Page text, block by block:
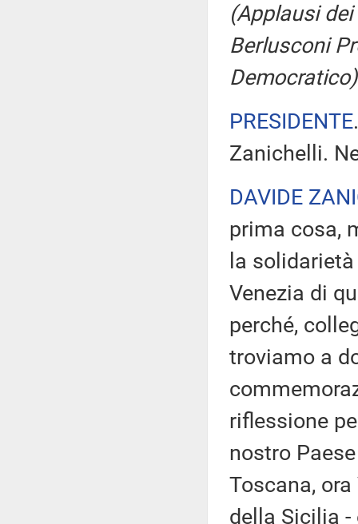
(Applausi
Berlusconi
PRESIDENTE
Zanichelli.
DAVIDE
prima cosa,
la
Venezia di
perché,
troviamo a
riflessione
nostro
Toscana,
della Sicilia -